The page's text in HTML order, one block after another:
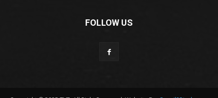
FOLLOW US